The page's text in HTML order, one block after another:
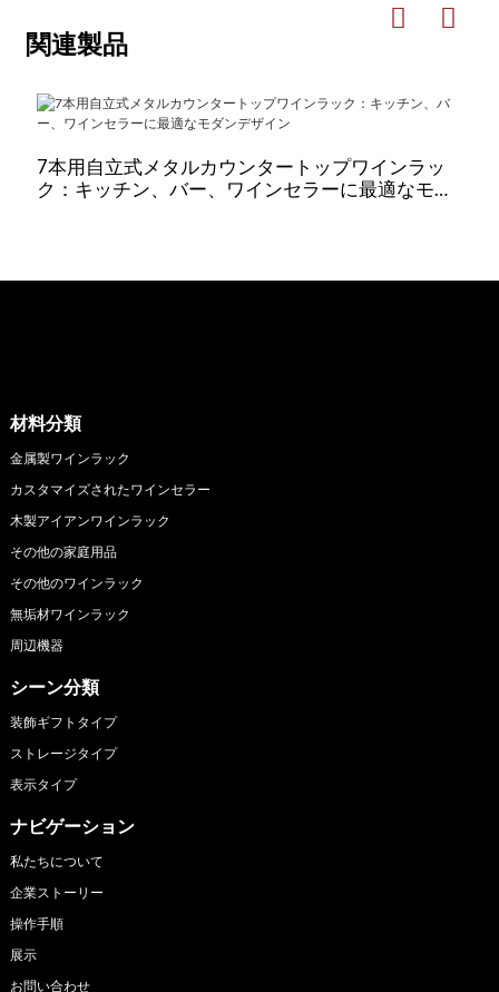
関連製品
7本用自立式メタルカウンタートップワインラッ
ク：キッチン、バー、ワインセラーに最適なモダ
材料分類
金属製ワインラック
カスタマイズされたワインセラー
木製アイアンワインラック
その他の家庭用品
その他のワインラック
無垢材ワインラック
周辺機器
シーン分類
装飾ギフトタイプ
ストレージタイプ
表示タイプ
ナビゲーション
私たちについて
企業ストーリー
操作手順
展示
お問い合わせ